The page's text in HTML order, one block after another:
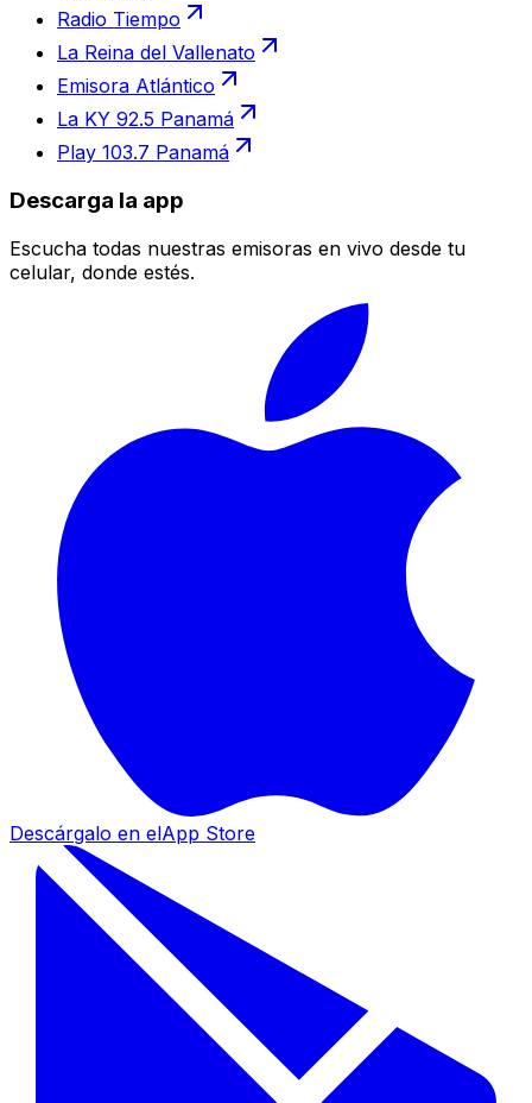
Radio Tiempo
La Reina del Vallenato
Emisora Atlántico
La KY 92.5 Panamá
Play 103.7 Panamá
Descarga la app
Escucha todas nuestras emisoras en vivo desde tu
celular, donde estés.
Descárgalo en elApp Store